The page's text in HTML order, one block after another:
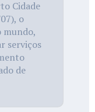
Cidade
o
mundo,
serviços
de